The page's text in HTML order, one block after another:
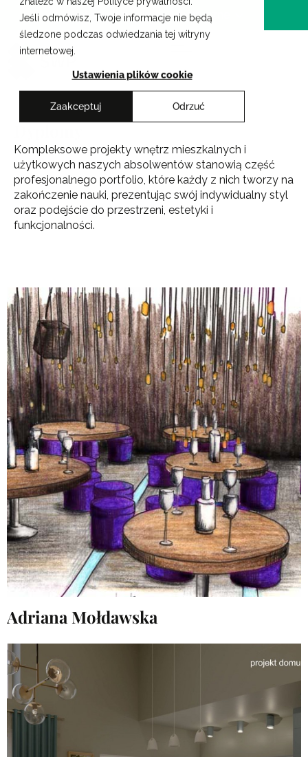
Jeśli odmówisz, Twoje informacje nie będą
śledzone podczas odwiedzania tej witryny
internetowej.
Ustawienia plików cookie
Zaakceptuj Odrzuć
Przejdź
treści
Krakowskie Szkoły Artystyczne
Kompleksowe projekty wnętrz mieszkalnych i
użytkowych naszych absolwentów stanowią część
profesjonalnego portfolio, które każdy z nich tworzy na
zakończenie nauki, prezentując swój indywidualny styl
oraz podejście do przestrzeni, estetyki i
funkcjonalności.
Adriana Mołdawska